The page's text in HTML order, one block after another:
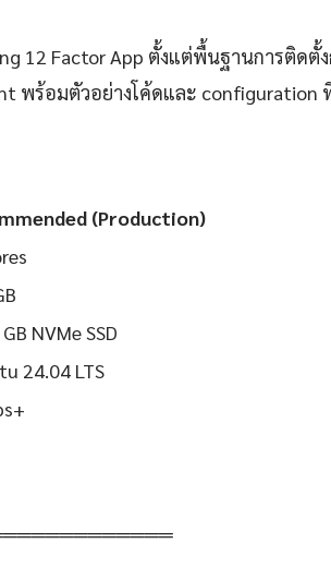
12 Factor App ตั้งแต่พื้นฐานการติดตั้ง
พร้อมตัวอย่างโค้ดและ configuration
(Production)
NVMe SSD
24.04 LTS